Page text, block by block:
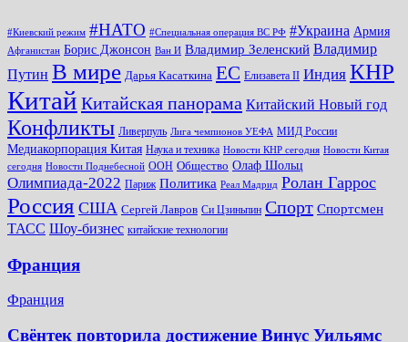
#Киевский режим #НАТО #Специальная операция ВС РФ #Украина Армия
Афганистан Борис Джонсон Ван И Владимир Зеленский Владимир
Путин В мире Дарья Касаткина ЕС Елизавета II Индия КНР
Китай Китайская панорама Китайский Новый год
Конфликты Ливерпуль Лига чемпионов УЕФА МИД России
Медиакорпорация Китая Наука и техника Новости КНР сегодня Новости Китая
сегодня Новости Поднебесной ООН Общество Олаф Шольц
Олимпиада-2022 Париж Политика Реал Мадрид Ролан Гаррос
Россия США Сергей Лавров Си Цзиньпин Спорт Спортсмен
ТАСС Шоу-бизнес китайские технологии
Франция
Франция
Свёнтек повторила достижение Винус Уильямс